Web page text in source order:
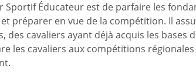
Sportif Éducateur est de parfaire les
préparer en vue de la compétition. Il
des cavaliers ayant déjà acquis les bases
les cavaliers aux compétitions